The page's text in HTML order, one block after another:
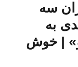
سه
به
| خوش